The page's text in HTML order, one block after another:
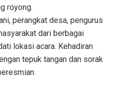
royong.
perangkat desa, pengurus
dari berbagai
lokasi acara. Kehadiran
tepuk tangan dan sorak